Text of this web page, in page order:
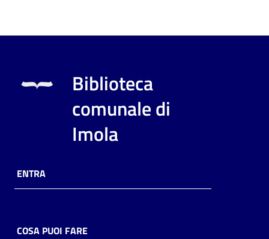
Biblioteca
comunale di
Imola
ENTRA
COSA PUOI FARE